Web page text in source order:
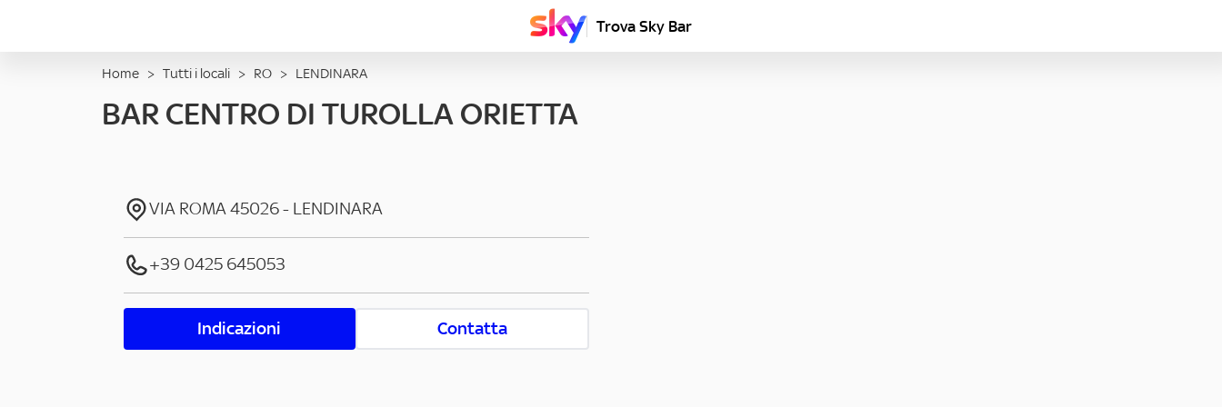
Trova Sky Bar
Home > Tutti i locali > RO > LENDINARA
BAR CENTRO DI TUROLLA ORIETTA
VIA ROMA45026- LENDINARA
+39 0425 645053
Indicazioni Contatta